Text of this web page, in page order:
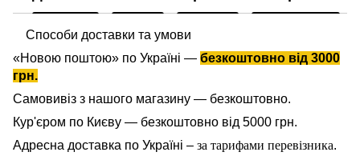
Способи доставки та умови
«Новою поштою» по Україні — безкоштовно від 3000
грн.
Самовивіз з нашого магазину — безкоштовно.
Кур'єром по Києву — безкоштовно від 5000 грн.
Адресна доставка по Україні – за тарифами перевізника.